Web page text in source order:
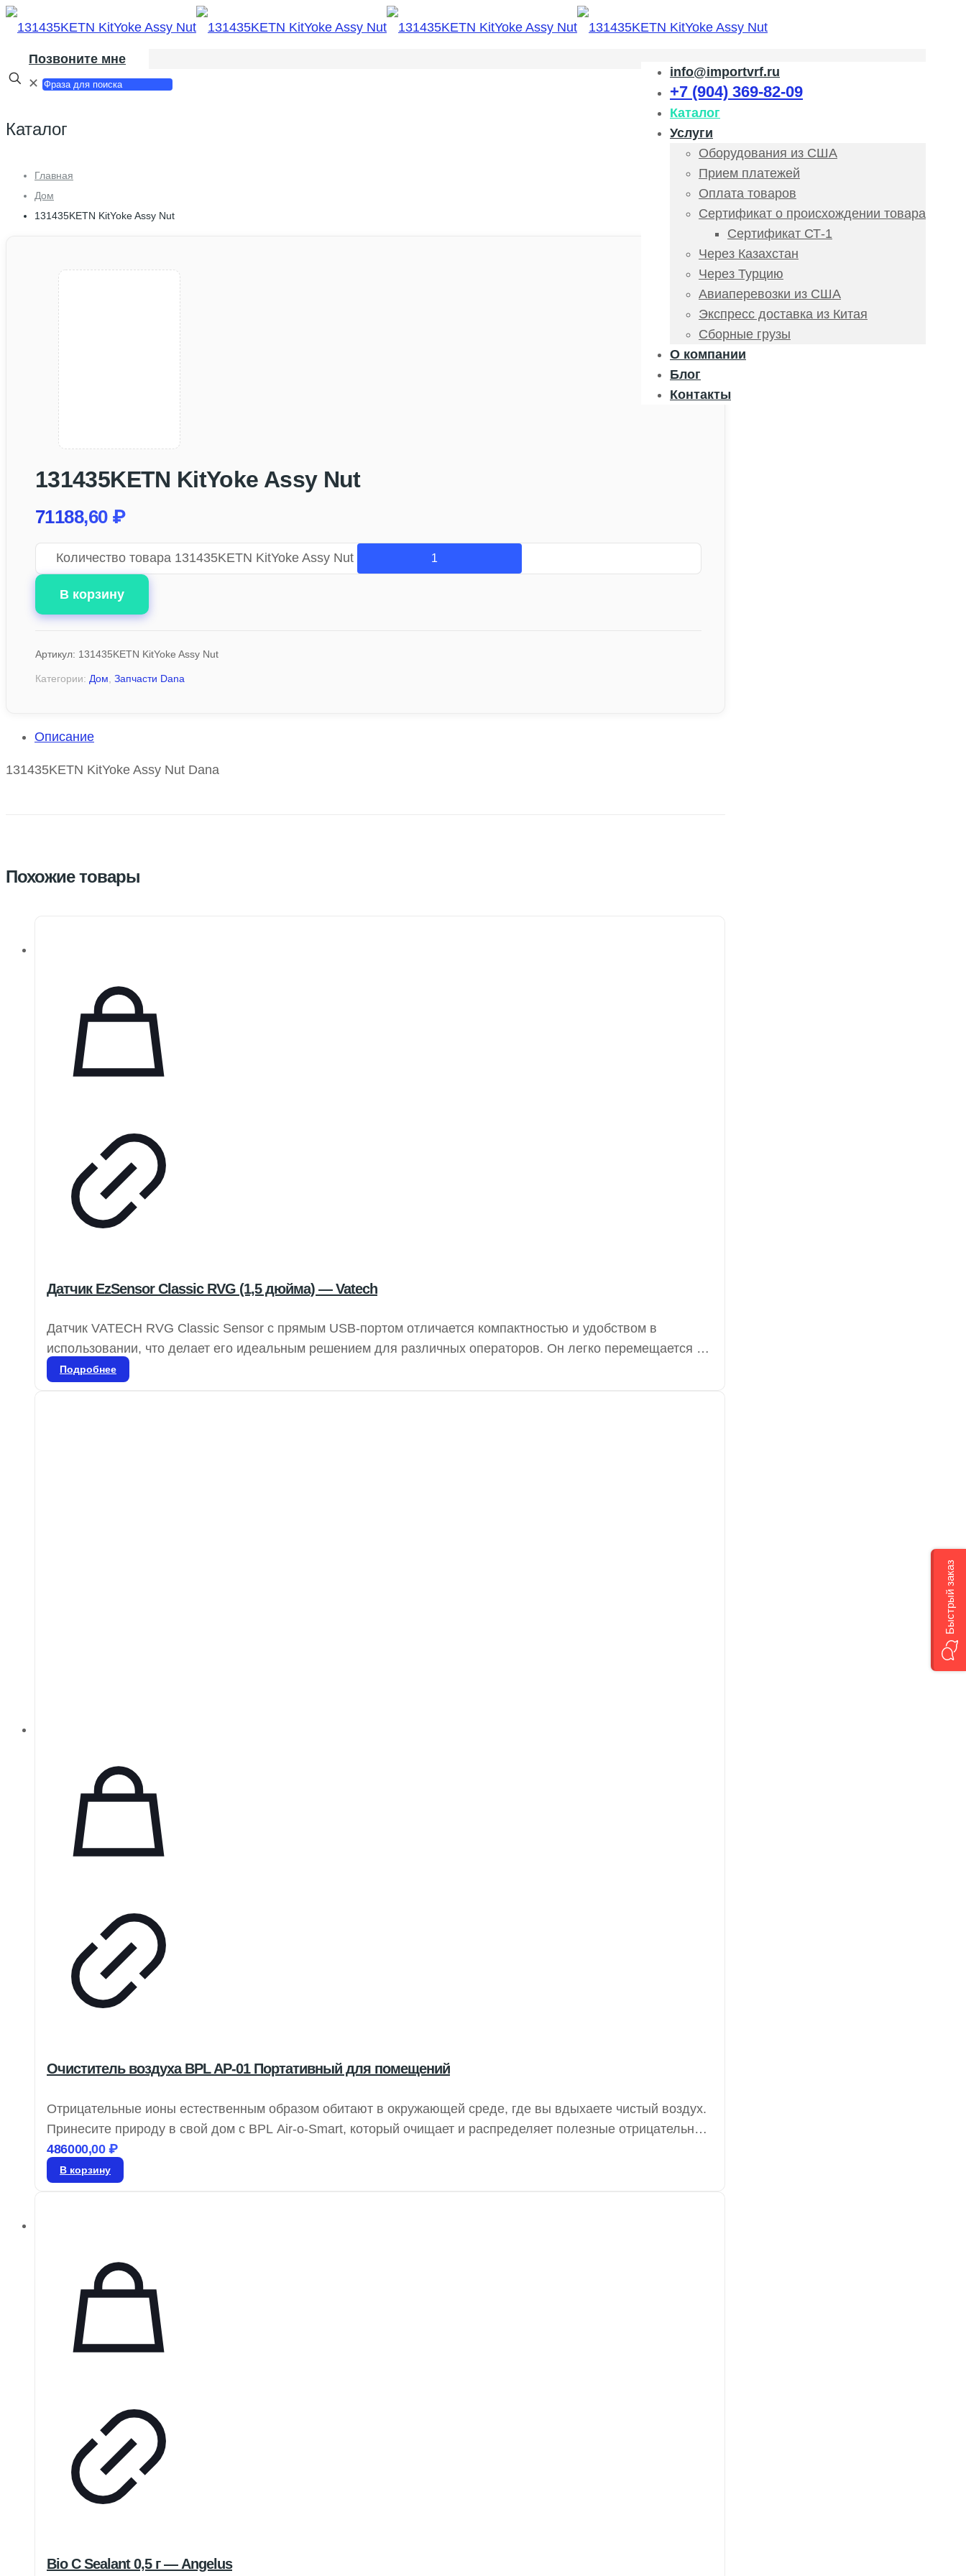
info@importvrf.ru
+7 (904) 369-82-09
Каталог
Услуги
Оборудования из США
Прием платежей
Оплата товаров
Сертификат о происхождении товара
Сертификат СТ-1
Через Казахстан
Через Турцию
Авиаперевозки из США
Экспресс доставка из Китая
Сборные грузы
О компании
Блог
Контакты
Позвоните мне
✕
Каталог
Главная
Дом
131435KETN KitYoke Assy Nut
131435KETN KitYoke Assy Nut
71188,60 ₽
Количество товара 131435KETN KitYoke Assy Nut
В корзину
Артикул: 131435KETN KitYoke Assy Nut
Категории: Дом, Запчасти Dana
Описание
131435KETN KitYoke Assy Nut Dana
Похожие товары
Датчик EzSensor Classic RVG (1,5 дюйма) — Vatech
Датчик VATECH RVG Classic Sensor с прямым USB-портом отличается компактностью и удобством в
использовании, что делает его идеальным решением для различных операторов. Он легко перемещается из
одной комнаты в другую, не прерывая рабочий процесс. Подходит для вертикальных и горизонтальных
Подробнее
Очиститель воздуха BPL AP-01 Портативный для помещений
Отрицательные ионы естественным образом обитают в окружающей среде, где вы вдыхаете чистый воздух.
Принесите природу в свой дом с BPL Air-o-Smart, который очищает и распределяет полезные отрицательные
ионы, обеспечивая свежий воздух в любых условиях — дома или на работе. Нейтрализуя свободные
радикалы и ускоряя клеточный обмен, отрицательные ионы способствуют вашему благополучию.
486000,00₽
В корзину
Bio C Sealant 0,5 г — Angelus
Быстрый заказ